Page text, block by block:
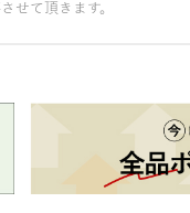
せて頂きます。